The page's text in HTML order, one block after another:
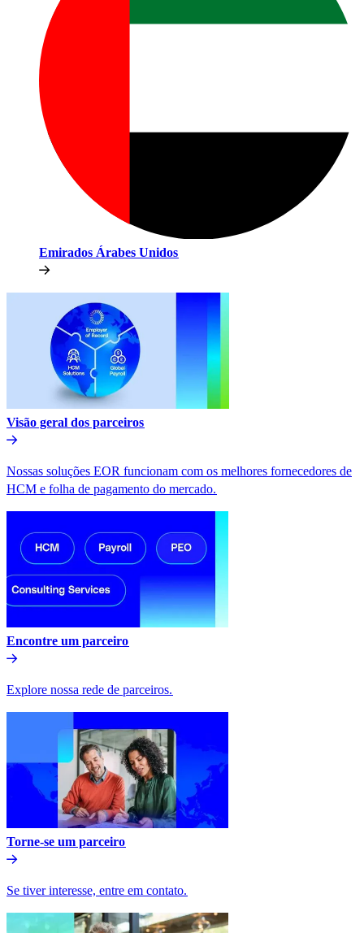
Emirados Árabes Unidos​​
Visão geral dos parceiros​​
Nossas soluções EOR funcionam com os melhores fornecedores de
HCM e folha de pagamento do mercado.​​
Encontre um parceiro​​
Explore nossa rede de parceiros.​​
Torne-se um parceiro​​
Se tiver interesse, entre em contato.​​